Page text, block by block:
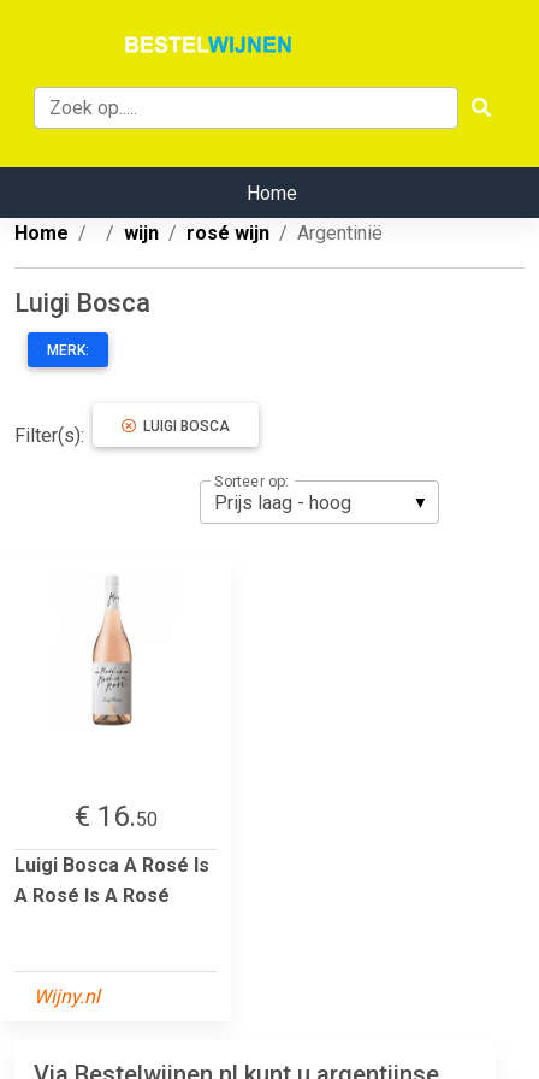
Home
Home
wijn rosé wijn Argentinië
Luigi Bosca
MERK:
Filter(s): LUIGI BOSCA
Sorteer op:
€ 16.50
Luigi Bosca A Rosé Is
A Rosé Is A Rosé
Wijny.nl